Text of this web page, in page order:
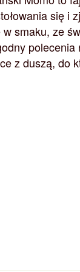
się i
smaku, ze
z duszą, do